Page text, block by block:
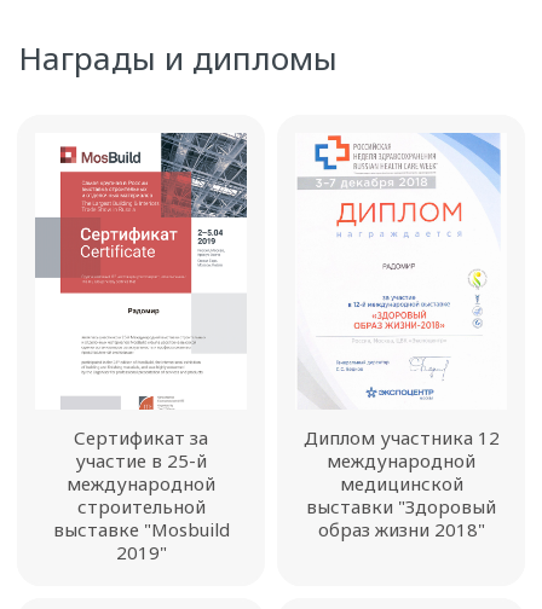
Награды и дипломы
Сертификат за
участие в 25-й
международной
строительной
выставке "Mosbuild
2019"
Диплом участника 12
международной
медицинской
выставки "Здоровый
образ жизни 2018"